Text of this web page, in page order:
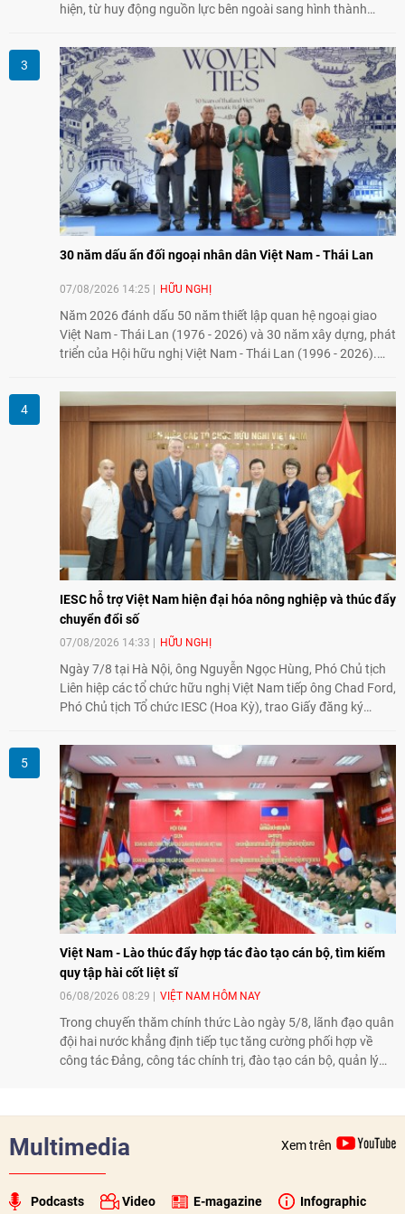
hiện, từ huy động nguồn lực bên ngoài sang hình thành
nghệ, đổi mới sáng tạo và chuyển đổi số trở thành động lực
phát triển đất nước.
30 năm dấu ấn đối ngoại nhân dân Việt Nam - Thái Lan
07/08/2026 14:25 HỮU NGHỊ
Năm 2026 đánh dấu 50 năm thiết lập quan hệ ngoại giao
Việt Nam - Thái Lan (1976 - 2026) và 30 năm xây dựng, phát
triển của Hội hữu nghị Việt Nam - Thái Lan (1996 - 2026).
tình hữu nghị, đồng thời từng bước mở rộng hoạt động từ
giao lưu truyền thống sang kết nối địa phương, doanh
nghiệp, giáo dục, văn hóa và thế hệ trẻ, góp phần tăng
cường sự hiểu biết và hợp tác giữa nhân dân hai nước.
IESC hỗ trợ Việt Nam hiện đại hóa nông nghiệp và thúc đẩy
chuyển đổi số
07/08/2026 14:33 HỮU NGHỊ
Ngày 7/8 tại Hà Nội, ông Nguyễn Ngọc Hùng, Phó Chủ tịch
Liên hiệp các tổ chức hữu nghị Việt Nam tiếp ông Chad Ford,
Phó Chủ tịch Tổ chức IESC (Hoa Kỳ), trao Giấy đăng ký
đổi về định hướng triển khai Dự án "Mở rộng Thương mại
Nông nghiệp và An toàn thực phẩm Hoa Kỳ - Việt Nam",
hướng tới thúc đẩy chuyển đổi số, hiện đại hóa nông nghiệp
và mở rộng hợp tác phát triển giữa hai nước.
Việt Nam - Lào thúc đẩy hợp tác đào tạo cán bộ, tìm kiếm
quy tập hài cốt liệt sĩ
06/08/2026 08:29 VIỆT NAM HÔM NAY
Trong chuyến thăm chính thức Lào ngày 5/8, lãnh đạo quân
đội hai nước khẳng định tiếp tục tăng cường phối hợp về
công tác Đảng, công tác chính trị, đào tạo cán bộ, quản lý
Multimedia Xem trên
Podcasts Video E-magazine Infographic